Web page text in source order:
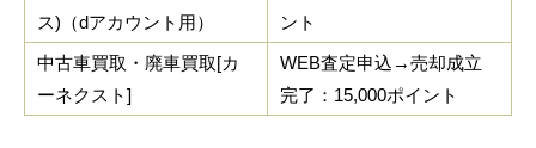
ス)（dアカウント用）
ント
中古車買取・廃車買取[カ
ーネクスト]
WEB査定申込→売却成立
完了：15,000ポイント